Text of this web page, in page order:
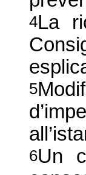
4La
5
6Un